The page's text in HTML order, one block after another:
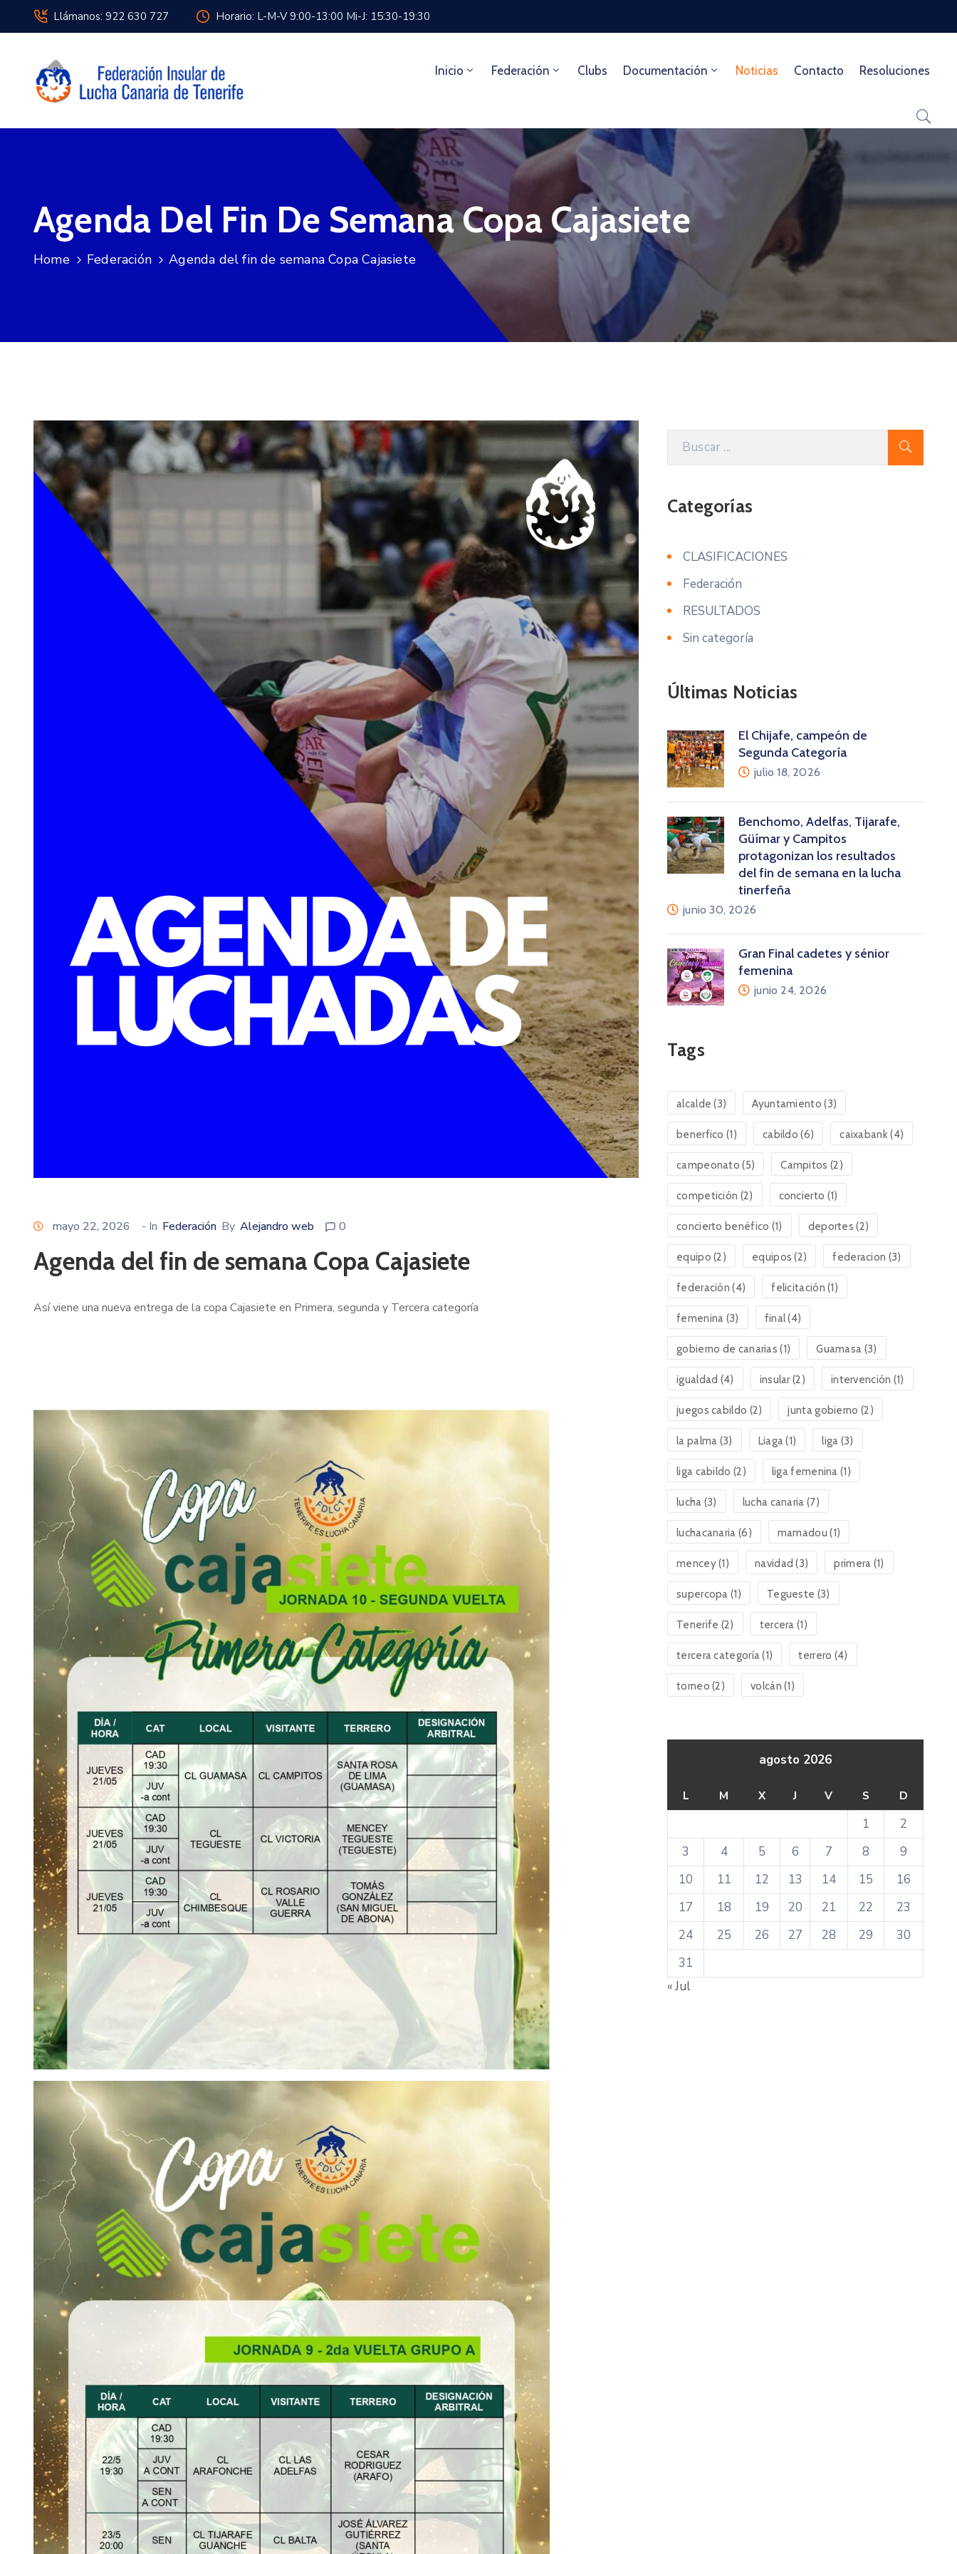
Llámanos: 922 630 727 Horario: L-M-V 9:00-13:00 Mi-J: 15:30-19:30
Inicio Federación Clubs Documentación Noticias Contacto Resoluciones
Agenda Del Fin De Semana Copa Cajasiete
Home Federación Agenda del fin de semana Copa Cajasiete
mayo 22, 2026 - In Federación By Alejandro web 0
Agenda del fin de semana Copa Cajasiete
Así viene una nueva entrega de la copa Cajasiete en Primera, segunda y Tercera categoría
Categorías
CLASIFICACIONES
Federación
RESULTADOS
Sin categoría
Últimas Noticias
El Chijafe, campeón de
Segunda Categoría
julio 18, 2026
Benchomo, Adelfas, Tijarafe,
Güímar y Campitos
protagonizan los resultados
del fin de semana en la lucha
tinerfeña
junio 30, 2026
Gran Final cadetes y sénior
femenina
junio 24, 2026
Tags
alcalde (3) Ayuntamiento (3)
benerfico (1) cabildo (6) caixabank(4)
campeonato (5) Campitos (2)
competición (2) concierto (1)
concierto benéfico (1) deportes (2)
equipo (2) equipos (2) federacion (3)
federación (4) felicitación (1)
femenina (3) final(4)
gobierno de canarias (1) Guamasa (3)
igualdad (4) insular(2) intervención (1)
juegos cabildo (2) junta gobierno (2)
la palma (3) Liaga(1) liga (3)
liga cabildo (2) liga femenina (1)
lucha (3) lucha canaria (7)
luchacanaria (6) mamadou (1)
mencey(1) navidad (3) primera (1)
supercopa (1) Tegueste (3)
Tenerife (2) tercera (1)
tercera categoría(1) terrero (4)
torneo (2) volcán (1)
agosto 2026
L M X J V S D
1
2
3
4 5 6 7 8
9
10
11 12 13 14 15
16
17
18 19 20 21 22
23
24
25 26 27 28 29
30
31
« Jul